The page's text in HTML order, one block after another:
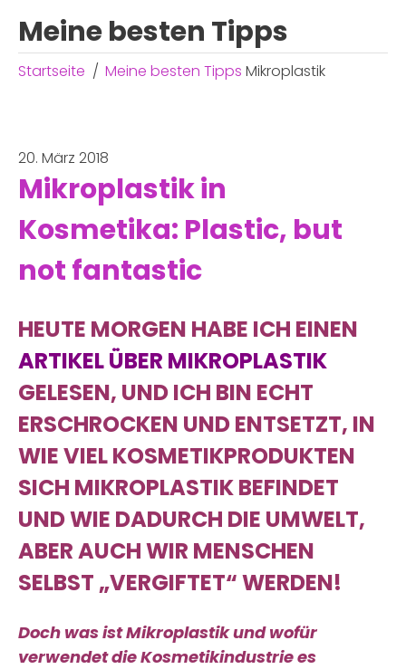
Meine besten Tipps
Startseite Meine besten Tipps Mikroplastik
20. März 2018
Mikroplastik in
Kosmetika: Plastic, but
not fantastic
HEUTE MORGEN HABE ICH EINEN
ARTIKEL ÜBER MIKROPLASTIK
GELESEN, UND ICH BIN ECHT
ERSCHROCKEN UND ENTSETZT, IN
WIE VIEL KOSMETIKPRODUKTEN
SICH MIKROPLASTIK BEFINDET
UND WIE DADURCH DIE UMWELT,
ABER AUCH WIR MENSCHEN
SELBST „VERGIFTET“ WERDEN!
Doch was ist Mikroplastik undwofür
verwendet die Kosmetikindustrie es